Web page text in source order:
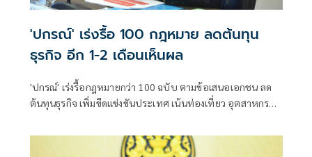
'ปกรณ์' เร่งรื้อ 100 กฎหมาย ลดต้นทุน
ธุรกิจ อีก 1-2 เดือนเห็นผล
'ปกรณ์' เร่งรื้อกฎหมายกว่า 100 ฉบับ ตามข้อเสนอเอกชน ลด
ต้นทุนธุรกิจ เพิ่มขีดแข่งขันประเทศ เน้นท่องเที่ยว อุตสาหกรรม